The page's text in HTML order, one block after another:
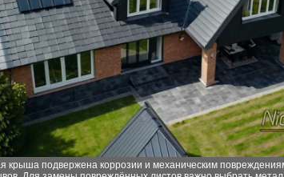
крыша подвержена коррозии и механическим